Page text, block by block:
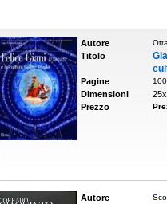
Autore
Titolo
Pagine
Dimensioni
Prezzo
Autore